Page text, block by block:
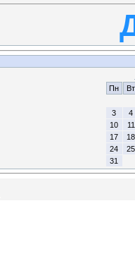
Пн
Вт
3
4
10
11
17
18
24
25
31